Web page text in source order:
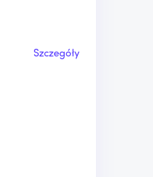
Szczegóły